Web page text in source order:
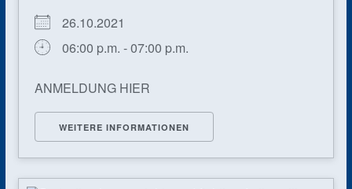
26.10.2021
06:00 p.m. - 07:00 p.m.
ANMELDUNG HIER
WEITERE INFORMATIONEN